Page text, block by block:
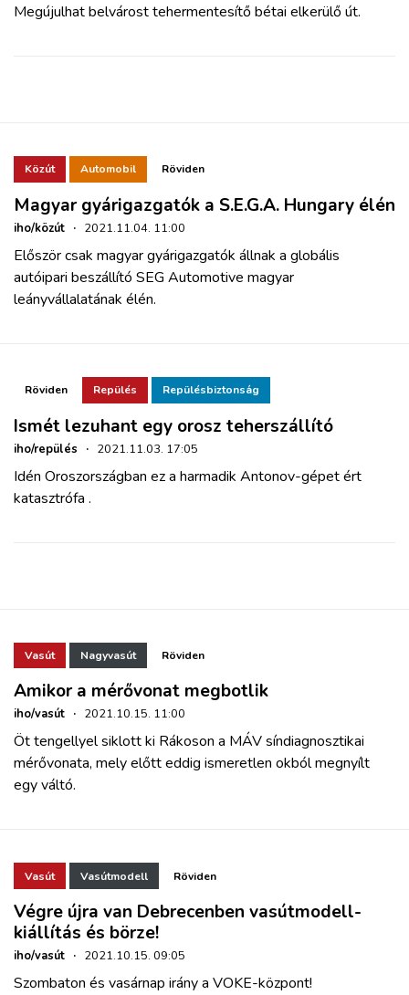
Megújulhat belvárost tehermentesítő bétai elkerülő út.
Közút Automobil Röviden
Magyar gyárigazgatók a S.E.G.A. Hungary élén
iho/közút · 2021.11.04. 11:00
Először csak magyar gyárigazgatók állnak a globális
autóipari beszállító SEG Automotive magyar
leányvállalatának élén.
Röviden Repülés Repülésbiztonság
Ismét lezuhant egy orosz teherszállító
iho/repülés · 2021.11.03. 17:05
Idén Oroszországban ez a harmadik Antonov-gépet ért
katasztrófa .
Vasút Nagyvasút Röviden
Amikor a mérővonat megbotlik
iho/vasút · 2021.10.15. 11:00
Öt tengellyel siklott ki Rákoson a MÁV síndiagnosztikai
mérővonata, mely előtt eddig ismeretlen okból megnyílt
egy váltó.
Vasút Vasútmodell Röviden
Végre újra van Debrecenben vasútmodell-
kiállítás és börze!
iho/vasút · 2021.10.15. 09:05
Szombaton és vasárnap irány a VOKE-központ!